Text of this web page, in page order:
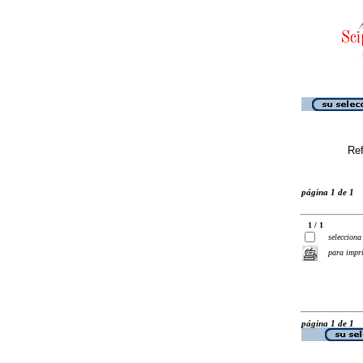
página 1 de 1
1 / 1
selecciona
para
página 1 de 1